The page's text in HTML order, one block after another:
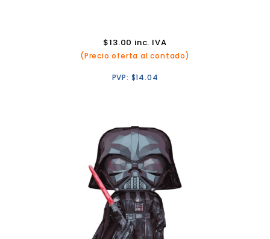
$13.00 inc. IVA
(Precio oferta al contado)
PVP: $14.04